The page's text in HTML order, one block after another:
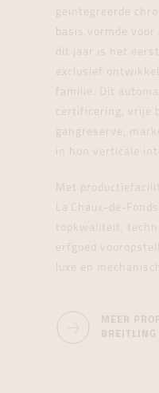
geïntegreerde
basis vormde voor
dit jaar is het
exclusief
familie. Dit
certificering, vrije
gangreserve,
in hun verticale
Met
La Chaux-
topkwaliteit,
erfgoed
luxe en
MEER
BREITLING